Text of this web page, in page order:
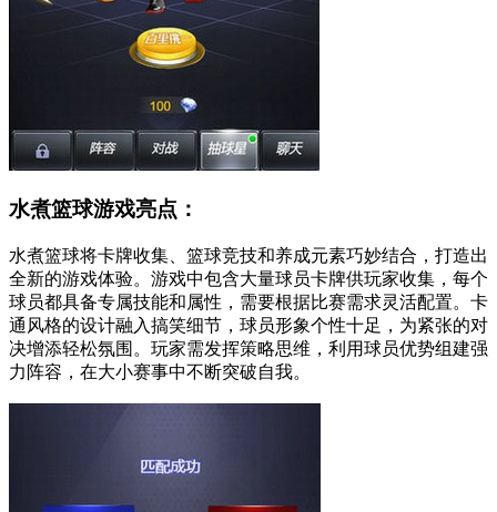
水煮篮球游戏亮点：
水煮篮球将卡牌收集、篮球竞技和养成元素巧妙结合，打造出
全新的游戏体验。游戏中包含大量球员卡牌供玩家收集，每个
球员都具备专属技能和属性，需要根据比赛需求灵活配置。卡
通风格的设计融入搞笑细节，球员形象个性十足，为紧张的对
决增添轻松氛围。玩家需发挥策略思维，利用球员优势组建强
力阵容，在大小赛事中不断突破自我。